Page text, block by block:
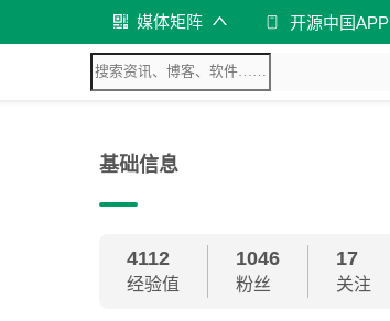
媒体矩阵 开源中国APP
基础信息
4112
经验值
1046
粉丝
17
关注